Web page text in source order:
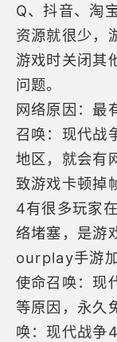
Q、抖音、淘
资源就很少，
游戏时关闭其
问题。
网络原因：最
召唤：现代战
地区，就会有
致游戏卡顿掉
4有很多玩家
络堵塞，是游
ourplay手游
使命召唤：现
等原因，永久
唤：现代战争